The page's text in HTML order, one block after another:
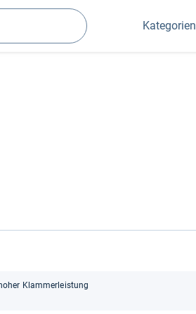
Suchen
Kategorien
Klam­mer­leis­tung